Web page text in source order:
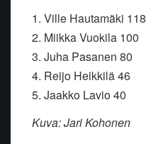
1. Ville Hautamäki 118
2. Miikka Vuokila 100
3. Juha Pasanen 80
4. Reijo Heikkilä 46
5. Jaakko Lavio 40
Kuva: Jari Kohonen